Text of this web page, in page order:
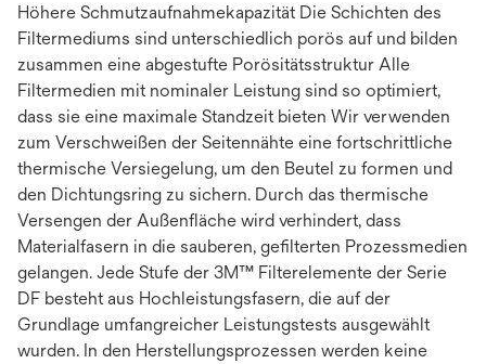
Höhere Schmutzaufnahmekapazität Die Schichten des
Filtermediums sind unterschiedlich porös auf und bilden
zusammen eine abgestufte Porösitätsstruktur Alle
Filtermedien mit nominaler Leistung sind so optimiert,
dass sie eine maximale Standzeit bieten Wir verwenden
zum Verschweißen der Seitennähte eine fortschrittliche
thermische Versiegelung, um den Beutel zu formen und
den Dichtungsring zu sichern. Durch das thermische
Versengen der Außenfläche wird verhindert, dass
Materialfasern in die sauberen, gefilterten Prozessmedien
gelangen. Jede Stufe der 3M™ Filterelemente der Serie
DF besteht aus Hochleistungsfasern, die auf der
Grundlage umfangreicher Leistungstests ausgewählt
wurden. In den Herstellungsprozessen werden keine